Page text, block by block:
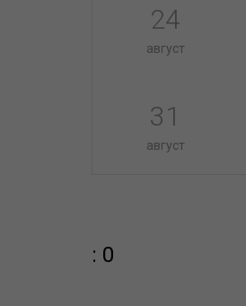
24
август
31
август
: 0